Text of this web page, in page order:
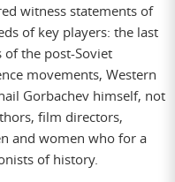
witness statements of
of key players: the last
the post-Soviet
movements, Western
Gorbachev himself, not
film directors,
and women who for a
of history.